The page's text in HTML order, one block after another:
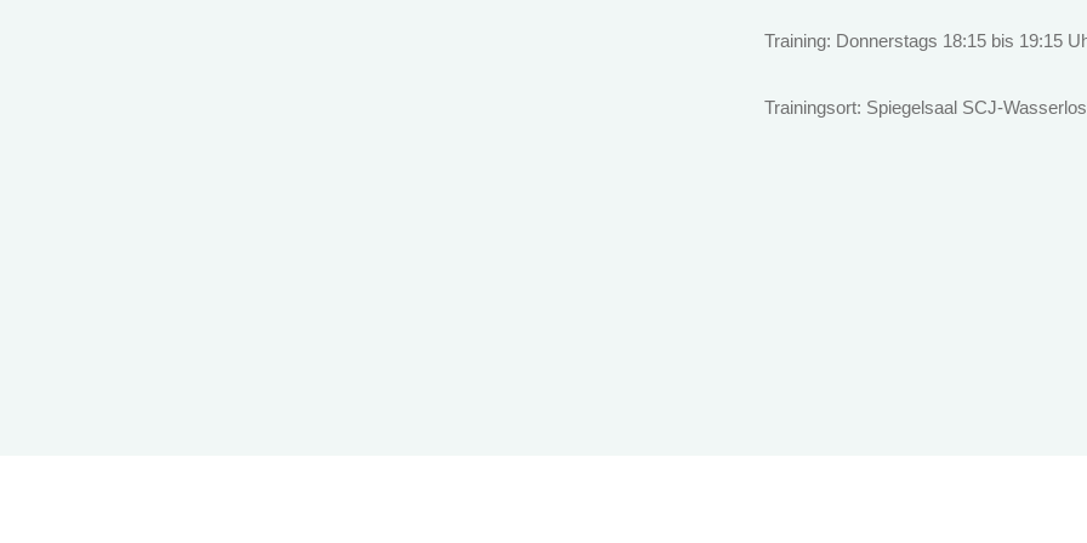
Training: Donnerstags 18:15 bis 19:15
Trainingsort: Spiegelsaal SCJ-Wasserlos